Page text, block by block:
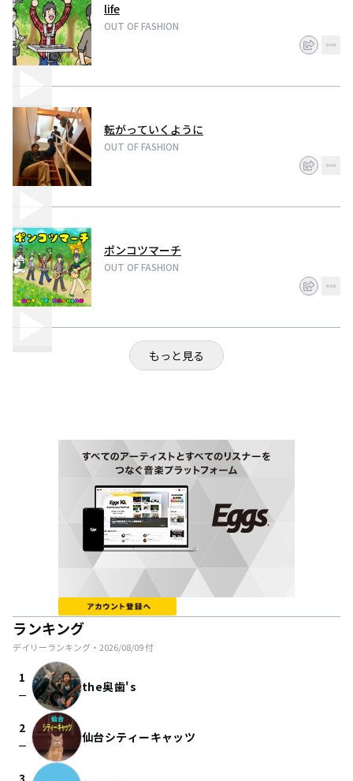
life
OUT OF FASHION
転がっていくように
OUT OF FASHION
ポンコツマーチ
OUT OF FASHION
もっと見る
ランキング
デイリーランキング・ 2026/08/09付
1
check_indeterminate_small the奥歯's
2
check_indeterminate_small 仙台シティーキャッツ
3